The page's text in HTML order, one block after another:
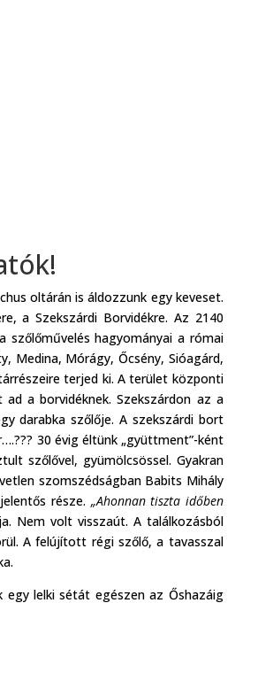
oltárán is áldozzunk egy keveset.
a Szekszárdi Borvidékre. Az 2140
szőlőművelés hagyományai a római
Medina, Mórágy, Őcsény, Sióagárd,
terjed ki. A terület központi
a borvidéknek. Szekszárdon az a
darabka szőlője. A szekszárdi bort
30 évig éltünk „gyüttment”-ként
szőlővel, gyümölcsössel. Gyakran
szomszédságban Babits Mihály
része. „Ahonnan tiszta időben
Nem volt visszaút. A találkozásból
A felújított régi szőlő, a tavasszal
lelki sétát egészen az Őshazáig